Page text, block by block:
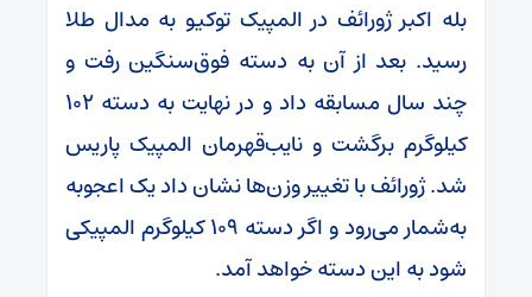
بله اکبر ژورائف در المپیک توکیو به مدال طلا
رسید. بعد از آن به دسته فوق‌سنگین رفت و
چند سال مسابقه داد و در نهایت به دسته ۱۰۲
کیلوگرم برگشت و نایب‌قهرمان المپیک پاریس
شد. ژورائف با تغییر وزن‌ها نشان داد یک اعجوبه
به‌شمار می‌رود و اگر دسته ۱۰۹ کیلوگرم المپیکی
شود به این دسته خواهد آمد.